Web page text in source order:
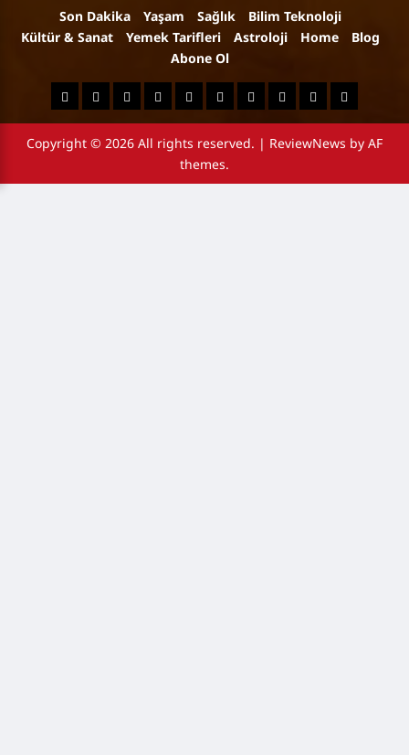
Son Dakika Yaşam Sağlık
Bilim Teknoloji
Kültür & Sanat
Yemek Tarifleri Astroloji Home
Blog
Abone Ol
Son
Dakika
YaşamSağlık Bilim
Teknoloji
Kültür
&
Sanat
Yemek
Tarifleri
AstrolojiHome Blog Abone
Ol
Copyright © 2026 All rights reserved. | ReviewNews by AF
themes.